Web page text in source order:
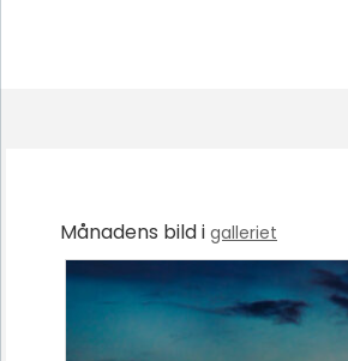
Månadens bild i galleriet